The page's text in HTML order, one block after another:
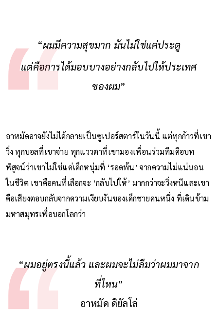
“ผมมีความสุขมาก มันไม่ใช่แค่ประตู
แต่คือการได้มอบบางอย่างกลับไปให้ประเทศ
ของผม”
อาหมัดอาจยังไม่ได้กลายเป็นซูเปอร์สตาร์ในวันนี้ แต่ทุกก้าวที่เขา
วิ่ง ทุกบอลที่เขาจ่าย ทุกแววตาที่เขามองเพื่อนร่วมทีมคือบท
พิสูจน์ว่าเขาไม่ใช่แค่เด็กหนุ่มที่ ‘รอดพ้น’ จากความไม่แน่นอน
ในชีวิต เขาคือคนที่เลือกจะ ‘กลับไปให้’ มากกว่าจะวิ่งหนีและเขา
คือเสียงตอบกลับจากความเงียบงันของเด็กชายคนหนึ่ง ที่เดินข้าม
มหาสมุทรเพื่อบอกโลกว่า
“ผมอยู่ตรงนี้แล้ว และผมจะไม่ลืมว่าผมมาจาก
ที่ไหน”
อาหมัด ดิยัลโล่